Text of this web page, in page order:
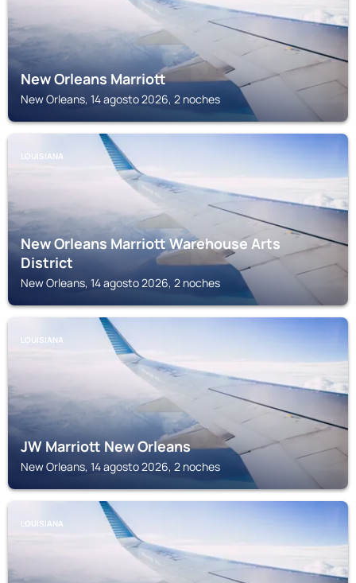
New Orleans Marriott
New Orleans, 14 agosto 2026, 2 noches
LOUISIANA
New Orleans Marriott Warehouse Arts
District
New Orleans, 14 agosto 2026, 2 noches
LOUISIANA
JW Marriott New Orleans
New Orleans, 14 agosto 2026, 2 noches
LOUISIANA